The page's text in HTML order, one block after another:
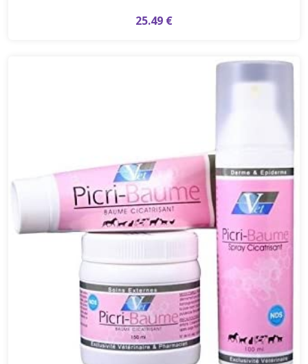
25.49 €